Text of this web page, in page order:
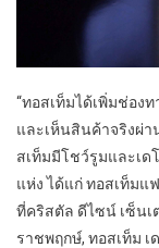
“ทอสเท็มได้เพิ่มช่อง
และเห็นสินค้าจริงผ่า
สเท็มมีโชว์รูมและเด
แห่ง ได้แก่ ทอสเท็มแ
ที่คริสตัล ดีไซน์ เซ็นเ
ราชพฤกษ์, ทอสเท็ม เ